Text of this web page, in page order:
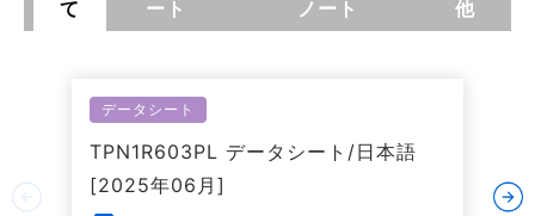
て
ート
ノート
他
データシート
TPN1R603PL データシート/日本語
[2025年06月]